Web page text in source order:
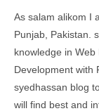
As salam alikom I
Punjab, Pakistan.
knowledge in
Development with
syedhassan blog
will find best and